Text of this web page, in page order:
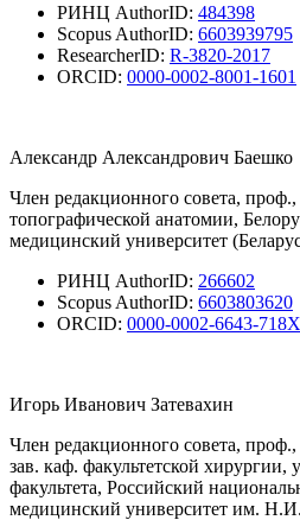
РИНЦ AuthorID: 484398
Scopus AuthorID: 6603939795
ResearcherID: R-3820-2017
ORCID: 0000-0002-8001-1601
Александр Александрович Баешко
Член редакционного совета,
топографической анатомии,
медицинский университет
РИНЦ AuthorID: 266602
Scopus AuthorID: 6603803620
ORCID: 0000-0002-6643-718X
Игорь Иванович Затевахин
Член редакционного совета,
зав. каф. факультетской хирургии,
факультета, Российский
медицинский университет им.